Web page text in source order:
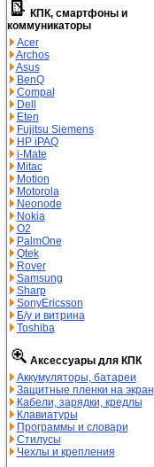
КПК, смартфоны и
коммуникаторы
Acer
Archos
Asus
BenQ
Compal
Dell
Eten
Fujitsu Siemens
HP iPAQ
i-Mate
Mitac
Motion
Motorola
Neonode
Nokia
O2
PalmOne
Qtek
Rover
Samsung
Sharp
SonyEricsson
Б/у и витрина
Toshiba
Аксессуары для КПК
Аккумуляторы, батареи
Защитные пленки на экран
Кабели, зарядки, кредлы
Клавиатуры
Программы и словари
Стилусы
Чехлы и крепления